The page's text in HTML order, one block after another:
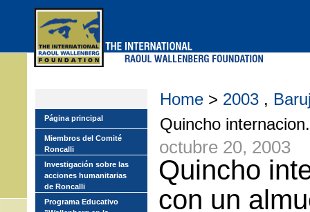
Home > 2003 ,
Quincho
octubre 20, 2003
Quincho
con un
Página principal
Miembros del Comité
Roncalli
Investigación sobre las
acciones humanitarias
de Roncalli
Programa Educativo